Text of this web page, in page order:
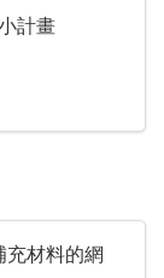
計畫
充材料的網